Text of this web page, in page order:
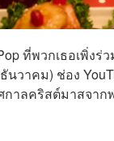
ที่พวกเธอเพิ่งร่
วาคม) ช่อง
กาลคริสต์มาสจา